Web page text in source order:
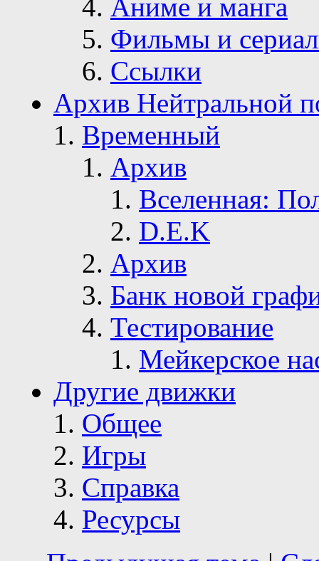
Аниме и манга
Фильмы и
Ссылки
Архив Нейтральной
Временный
Архив
Вселенная:
D.E.K
Архив
Банк новой
Тестирование
Мейкерское
Другие движки
Общее
Игры
Справка
Ресурсы